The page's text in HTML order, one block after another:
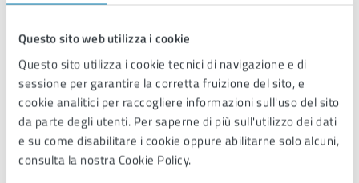
Questo sito web utilizza i cookie
Questo sito utilizza i cookie tecnici di navigazione e di
sessione per garantire la corretta fruizione del sito, e
cookie analitici per raccogliere informazioni sull'uso del sito
da parte degli utenti. Per saperne di più sull'utilizzo dei dati
e su come disabilitare i cookie oppure abilitarne solo alcuni,
consulta la nostra Cookie Policy.